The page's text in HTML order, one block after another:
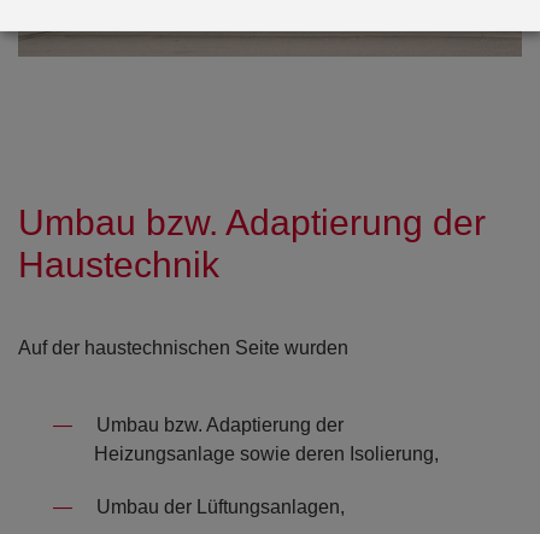
Umbau bzw. Adaptierung der
Haustechnik
Auf der haustechnischen Seite wurden
Umbau bzw. Adaptierung der
Heizungsanlage sowie deren Isolierung,
Umbau der Lüftungsanlagen,